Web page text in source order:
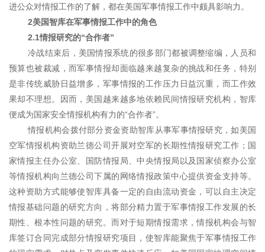
进公众对情报工作的了解，都在美国军事情报工作中颇具影响力。
2美国智库在军事情报工作中的角色
2.1情报研究的“合作者”
冷战结束后，美国情报系统的很多部门都被调整缩编，人员和
预算也被裁减，而军事情报却面临越来越复杂的挑战和任务，特别
是非传统威胁日益增多，军事情报的工作压力日益沉重，而工作效
果却不理想。因而，美国越来越多地依赖民间情报研究机构，智库
便成为国家安全情报机构有力的“合作者”。
情报机构会拨付部分资金资助智库从事军事情报研究，如美国
空军情报机构资助兰德公司开展对空军的长期性情报研究工作；国
家情报主任办公室、国防情报局、中央情报局以及国家侦察办公室
等情报机构向兰德公司下属的网络情报政策中心提供资金支持等。
这种资助方式能够使智库具备一定的自由流动资金，可以自主决定
情报基础问题的研究方向，将部分精力置于军事情报工作发展的长
期性、根本性问题的研究。而对于短期情报需求，情报机构会与智
库签订合同完成部分情报研究项目，使智库能聚焦于军事情报工作